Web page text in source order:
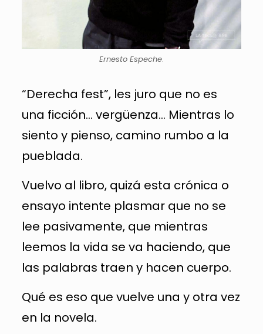
Ernesto Espeche.
“Derecha fest”, les juro que no es
una ficción… vergüenza… Mientras lo
siento y pienso, camino rumbo a la
pueblada.
Vuelvo al libro, quizá esta crónica o
ensayo intente plasmar que no se
lee pasivamente, que mientras
leemos la vida se va haciendo, que
las palabras traen y hacen cuerpo.
Qué es eso que vuelve una y otra vez
en la novela.